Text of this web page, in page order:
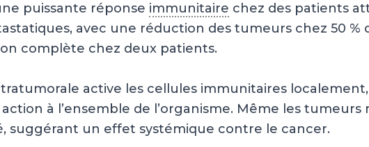
puissante réponse immunitaire chez des patients
avec une réduction des tumeurs chez 50 %
complète chez deux patients.
active les cellules immunitaires
à l’ensemble de l’organisme. Même les tumeurs
suggérant un effet systémique contre le cancer.